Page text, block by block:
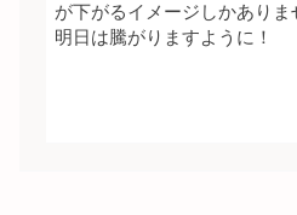
が下がるイメージしかありま
明日は騰がりますように！